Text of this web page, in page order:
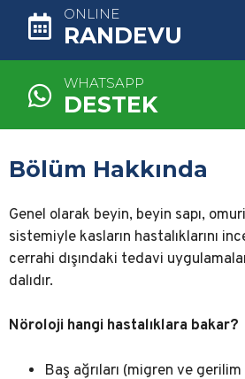
ONLINE
RANDEVU
WHATSAPP
DESTEK
Bölüm Hakkında
Genel olarak beyin, beyin sapı,
sistemiyle kasların hastalıklarını
cerrahi dışındaki tedavi
dalıdır.
Nöroloji hangi hastalıklara bakar?
Baş ağrıları (migren ve gerilim